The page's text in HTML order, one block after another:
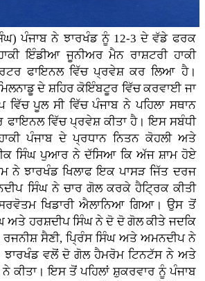
ਪੰਜਾਬ ਨੇ ਝਾਰਖੰਡ ਨੂੰ 12-3 ਦੇ ਵੱਡੇ ਫਰਕ
ਇੰਡੀਆ ਜੂਨੀਅਰ ਮੈਨ ਰਾਸ਼ਟਰੀ ਹਾਕੀ
ਫਾਇਨਲ ਵਿੱਚ ਪ੍ਰਵੇਸ਼ ਕਰ ਲਿਆ ਹੈ।
ਦੇ ਸ਼ਹਿਰ ਕੋਇੰਬਟੂਰ ਵਿੱਚ ਕਰਵਾਈ ਜਾ
ਵਿੱਚ ਪੂਲ ਸੀ ਵਿੱਚ ਪੰਜਾਬ ਨੇ ਪਹਿਲਾ ਸਥਾਨ
ਫਾਇਨਲ ਵਿੱਚ ਪ੍ਰਵੇਸ਼ ਕੀਤਾ ਹੈ। ਇਸ ਸਬੰਧੀ
ਪੰਜਾਬ ਦੇ ਪ੍ਰਧਾਨ ਨਿਤਨ ਕੋਹਲੀ ਅਤੇ
ਸਿੰਘ ਪੁਆਰ ਨੇ ਦੱਸਿਆ ਕਿ ਅੱਜ ਸ਼ਾਮ ਹੋਏ
ਨੇ ਝਾਰਖੰਡ ਖਿਲਾਫ ਇਕ ਪਾਸੜ ਜਿੱਤ ਦਰਜ
ਸਿੰਘ ਨੇ ਚਾਰ ਗੋਲ ਕਰਕੇ ਹੈਟ੍ਰਿਕ ਕੀਤੀ
ਖਿਡਾਰੀ ਐਲਾਨਿਆ ਗਿਆ। ਉਸ ਤੋਂ
ਅਤੇ ਹਰਸ਼ਦੀਪ ਸਿੰਘ ਨੇ ਦੋ ਦੋ ਗੋਲ ਕੀਤੇ ਜਦਕਿ
ਸੈਣੀ, ਪ੍ਰਿੰਸ ਸਿੰਘ ਅਤੇ ਅਮਨਦੀਪ ਨੇ
ਵਲੋਂ ਦੋ ਗੋਲ ਹੈਮਰੋਮ ਟਿਨਟੱਸ ਨੇ ਅਤੇ
ਕੀਤਾ। ਇਸ ਤੋਂ ਪਹਿਲਾਂ ਸ਼ੁਕਰਵਾਰ ਨੂੰ ਪੰਜਾਬ